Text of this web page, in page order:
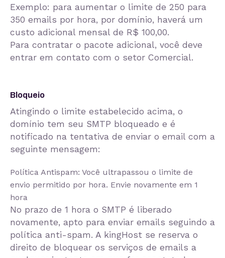
Exemplo: para aumentar o limite de 250 para
350 emails por hora, por domínio, haverá um
custo adicional mensal de R$ 100,00.
Para contratar o pacote adicional, você deve
entrar em contato com o setor Comercial.
Bloqueio
Atingindo o limite estabelecido acima, o
domínio tem seu SMTP bloqueado e é
notificado na tentativa de enviar o email com a
seguinte mensagem:
Política Antispam: Você ultrapassou o limite de
envio permitido por hora. Envie novamente em 1
hora
No prazo de 1 hora o SMTP é liberado
novamente, apto para enviar emails seguindo a
política anti-spam. A kingHost se reserva o
direito de bloquear os serviços de emails a